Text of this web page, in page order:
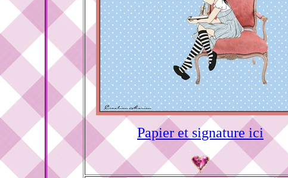
Papier et signature ici